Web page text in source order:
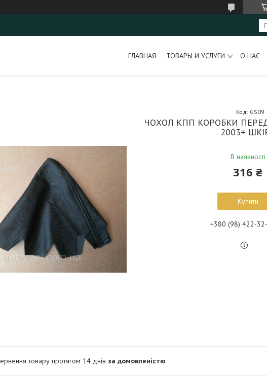
ГЛАВНАЯ ТОВАРЫ И УСЛУГИ О НАС
ЧОХОЛ КПП КОРОБКИ
2003+
В наявності
Код: GS09
316 ₴
Купити
+380 (98) 422-
товару протягом 14 днів за домовленістю